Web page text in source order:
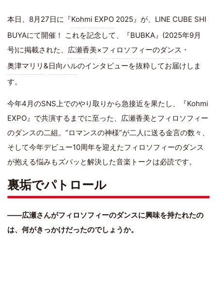
本日、8月27日に『Kohmi EXPO 2025』が、LINE CUBE SHI
BUYAにて開催！ これを記念して、『BUBKA』(2025年9月
号)に掲載された、 広瀬香美×フィロソフィーのダンス ・
奥津マリリ &日向ハルのインタビューを抜粋してお届けしま
す。
今年4月のSNS上でのやり取りから急接近を果たし、『Kohmi
EXPO』で共演するまでに至った、広瀬香美とフィロソフィー
のダンスの二組。“ロマンスの神様”が二人に送る金言の数々、
そして今年デビュー10周年を迎えたフィロソフィーのダンス
が抱える悩みもズバッと解決した音楽トークは必読です。
裏垢でパトロール
――広瀬さんがフィロソフィーのダンスに興味を持たれたの
は、何がきっかけだったのでしょうか。